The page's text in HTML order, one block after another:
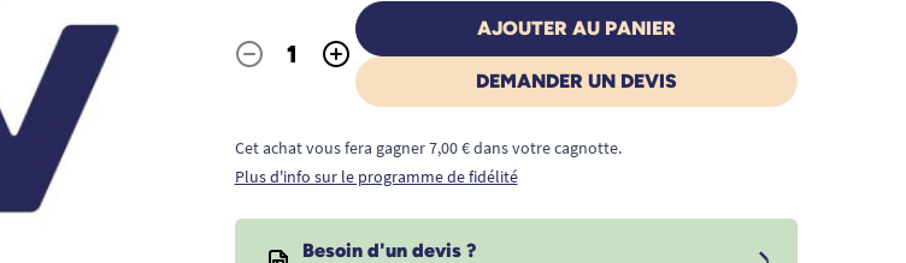
Quantité
- +
AJOUTER AU PANIER
DEMANDER UN DEVIS
Cet achat vous fera gagner 7,00 € dans votre cagnotte.
Plus d'info sur le programme de fidélité
Besoin d'un devis ?